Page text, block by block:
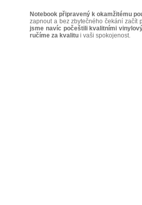
Notebook připravený k okamžitému
zapnout a bez zbytečného čekání začít
jsme navíc počeštili kvalitními
ručíme za kvalitu i vaši spokojenost.